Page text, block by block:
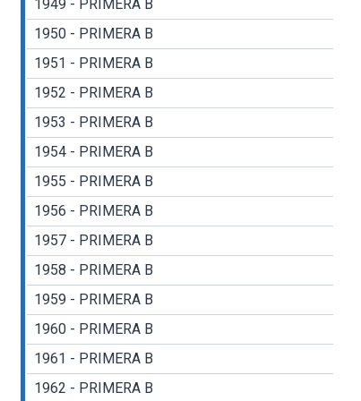
1949 - PRIMERA B
1950 - PRIMERA B
1951 - PRIMERA B
1952 - PRIMERA B
1953 - PRIMERA B
1954 - PRIMERA B
1955 - PRIMERA B
1956 - PRIMERA B
1957 - PRIMERA B
1958 - PRIMERA B
1959 - PRIMERA B
1960 - PRIMERA B
1961 - PRIMERA B
1962 - PRIMERA B